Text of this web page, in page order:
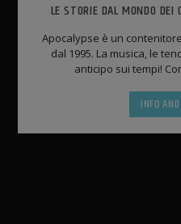
LE STORIE DAL MONDO DEI
Apocalypse è un
dal 1995. La musica, le
anticipo sui tempi!
INFO